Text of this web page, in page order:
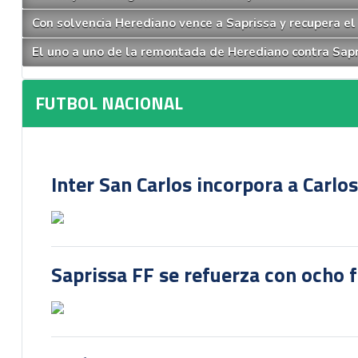
Con solvencia Herediano vence a Saprissa y recupera
El uno a uno de la remontada de Herediano contra
FUTBOL NACIONAL
Inter San Carlos incorpora a
Saprissa FF se refuerza con